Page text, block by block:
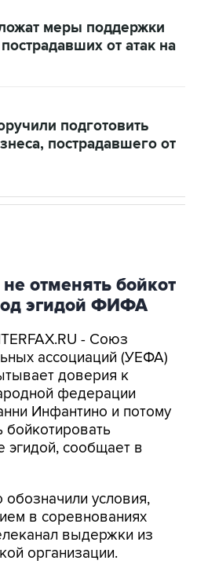
меры поддержки
от атак на
подготовить
пострадавшего от
отменять бойкот
эгидой ФИФА
- Союз
ассоциаций (УЕФА)
доверия к
федерации
Инфантино и потому
эгидой, сообщает в
условия,
в соревнованиях
выдержки из
организации.